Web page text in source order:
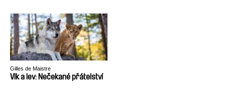
Gilles de Maistre
Vlk a lev: Nečekané přátelství